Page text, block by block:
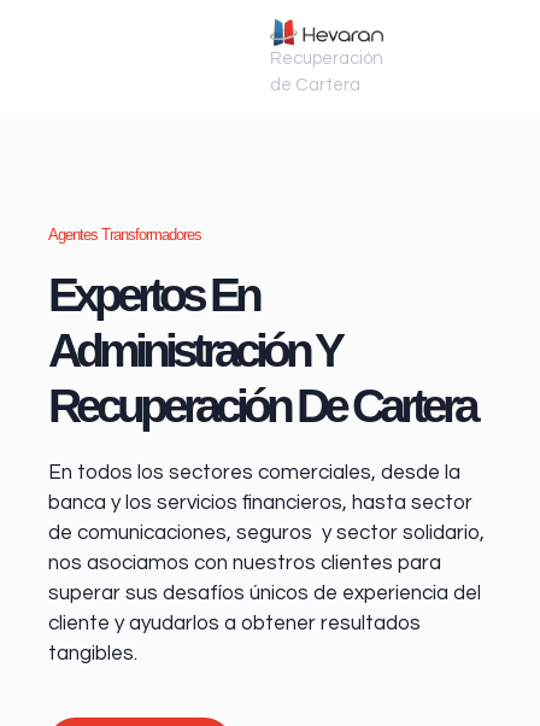
Recuperación
de Cartera
Agentes Transformadores
Expertos En
Administración Y
Recuperación De Cartera
En todos los sectores comerciales, desde la
banca y los servicios financieros, hasta sector
de comunicaciones, seguros y sector solidario,
nos asociamos con nuestros clientes para
superar sus desafíos únicos de experiencia del
cliente y ayudarlos a obtener resultados
tangibles.